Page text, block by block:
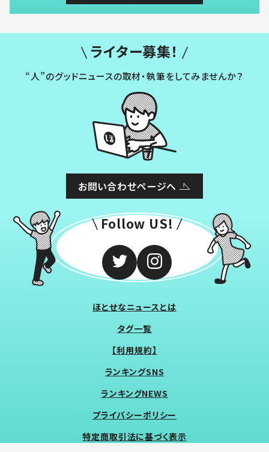
ライター募集！
“人”のグッドニュースの取材・執筆をしてみませんか？
お問い合わせページへ
Follow US!
ほとせなニュースとは
タグ一覧
【利用規約】
ランキングSNS
ランキングNEWS
プライバシーポリシー
特定商取引法に基づく表示